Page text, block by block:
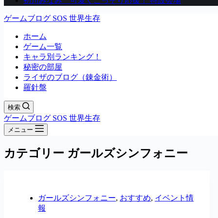
ゲームブログ SOS 世界生存
ホーム
ゲーム一覧
キャラ別ランキング！
秘密の部屋
ライザのブログ（錬金術）
羅針盤
検索
ゲームブログ SOS 世界生存
メニュー
カテゴリー ガールズシンフォニー
ガールズシンフォニー, おすすめ, イベント情
報